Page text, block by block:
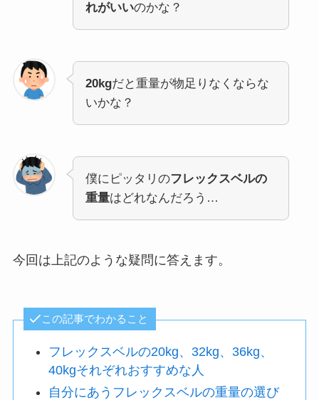
れがいいのかな？
20kgだと重量が物足りなくならな
いかな？
僕にピッタリのフレックスベルの
重量はどれなんだろう…
今回は上記のような疑問に答えます。
この記事でわかること
フレックスベルの20kg、32kg、36kg、
40kgそれぞれおすすめな人
自分にあうフレックスベルの重量の選び